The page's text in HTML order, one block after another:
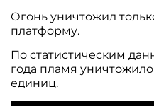
Огонь уничтожил
платформу.
По статистическим
года пламя
единиц.